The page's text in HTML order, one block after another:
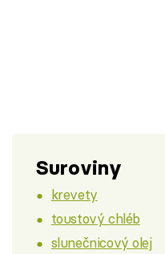
Suroviny
krevety
toustový chléb
slunečnicový olej